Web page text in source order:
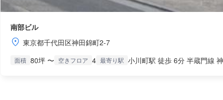
南部ビル
東京都千代田区神田錦町2-7
面積 80坪 〜 空きフロア 4 最寄り駅 小川町駅 徒歩 6分 半蔵門線